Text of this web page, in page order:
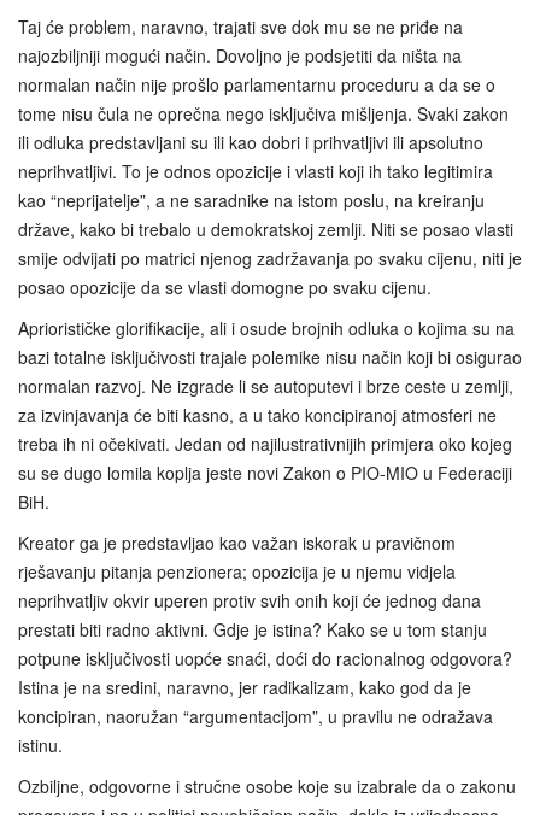
Taj će problem, naravno, trajati sve dok mu se ne priđe na
najozbiljniji mogući način. Dovoljno je podsjetiti da ništa na
normalan način nije prošlo parlamentarnu proceduru a da se o
tome nisu čula ne oprečna nego isključiva mišljenja. Svaki zakon
ili odluka predstavljani su ili kao dobri i prihvatljivi ili apsolutno
neprihvatljivi. To je odnos opozicije i vlasti koji ih tako legitimira
kao “neprijatelje”, a ne saradnike na istom poslu, na kreiranju
države, kako bi trebalo u demokratskoj zemlji. Niti se posao vlasti
smije odvijati po matrici njenog zadržavanja po svaku cijenu, niti je
posao opozicije da se vlasti domogne po svaku cijenu.
Apriorističke glorifikacije, ali i osude brojnih odluka o kojima su na
bazi totalne isključivosti trajale polemike nisu način koji bi osigurao
normalan razvoj. Ne izgrade li se autoputevi i brze ceste u zemlji,
za izvinjavanja će biti kasno, a u tako koncipiranoj atmosferi ne
treba ih ni očekivati. Jedan od najilustrativnijih primjera oko kojeg
su se dugo lomila koplja jeste novi Zakon o PIO-MIO u Federaciji
BiH.
Kreator ga je predstavljao kao važan iskorak u pravičnom
rješavanju pitanja penzionera; opozicija je u njemu vidjela
neprihvatljiv okvir uperen protiv svih onih koji će jednog dana
prestati biti radno aktivni. Gdje je istina? Kako se u tom stanju
potpune isključivosti uopće snaći, doći do racionalnog odgovora?
Istina je na sredini, naravno, jer radikalizam, kako god da je
koncipiran, naoružan “argumentacijom”, u pravilu ne odražava
istinu.
Ozbiljne, odgovorne i stručne osobe koje su izabrale da o zakonu